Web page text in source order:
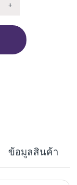
+
ข้อมูลสินค้า